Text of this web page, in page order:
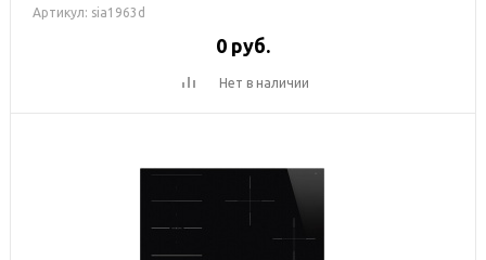
Артикул: sia1963d
0 руб.
Нет в наличии